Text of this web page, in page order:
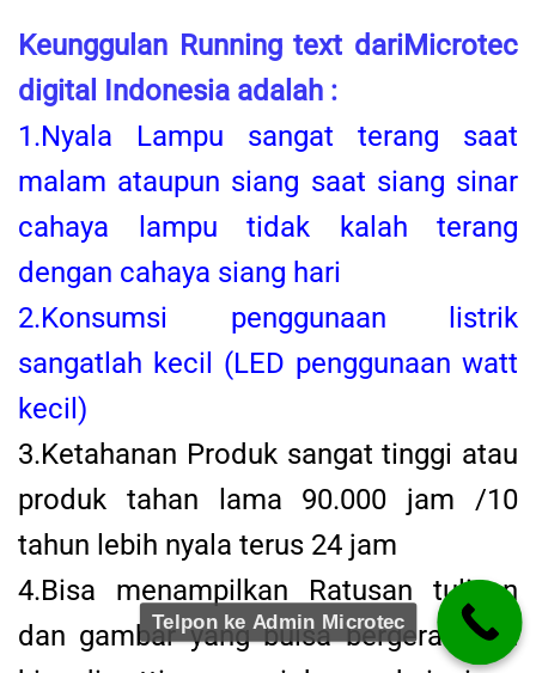
Keunggulan Running text dariMicrotec
digital Indonesia adalah :
1.Nyala Lampu sangat terang saat
malam ataupun siang saat siang sinar
cahaya lampu tidak kalah terang
dengan cahaya siang hari
2.Konsumsi penggunaan listrik
sangatlah kecil (LED penggunaan watt
kecil)
3.Ketahanan Produk sangat tinggi atau
produk tahan lama 90.000 jam /10
tahun lebih nyala terus 24 jam
4.Bisa menampilkan Ratusan tulisan
dan gambar yang buisa bergerak dan
Telpon ke Admin Microtec